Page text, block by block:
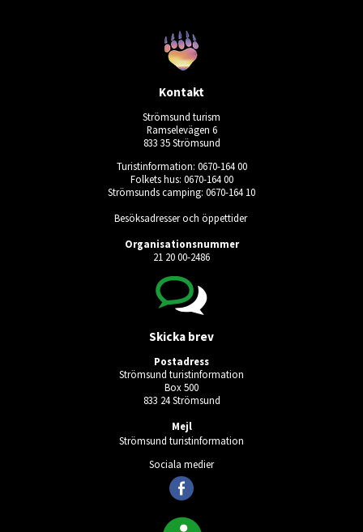
Kontakt
Strömsund turism
Ramselevägen 6
833 35 Strömsund
Turistinformation: 0670-164 00
Folkets hus: 0670-164 00
Strömsunds camping: 0670-164 10
Besöksadresser och öppettider
Organisationsnummer
21 20 00-2486
Skicka brev
Postadress
Strömsund turistinformation
Box 500
833 24 Strömsund
Mejl
Strömsund turistinformation
Sociala medier